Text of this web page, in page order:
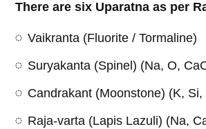
There are six Uparatna as per
Vaikranta (Fluorite / Tormaline)
Suryakanta (Spinel) (Na, O,
Candrakant (Moonstone) (K, Si,
Raja-varta (Lapis Lazuli) (Na,